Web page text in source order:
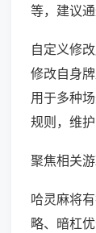
等，建议
自定义修
修改自身
用于多种
规则，维护
聚焦相关
哈灵麻将
略、暗杠